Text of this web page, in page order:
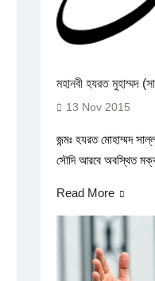
মহানবী হযরত মুহাম্মদ
13 Nov 2015
জন্মঃ হযরত মোহাম্মদ
সৌদি আরবে অবস্থিত
Read More